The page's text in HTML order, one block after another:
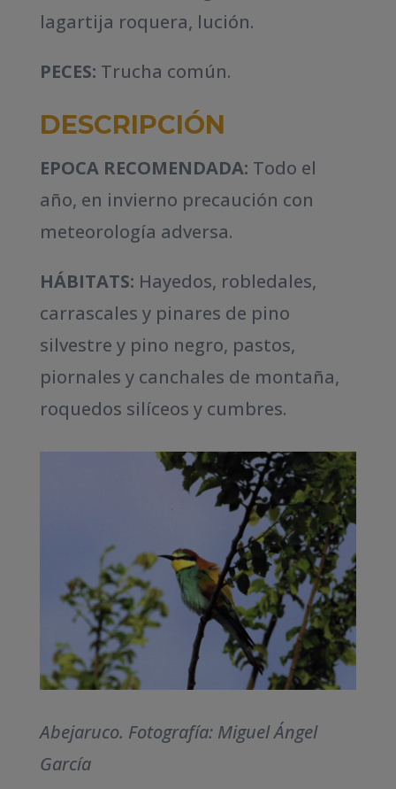
lagartija roquera, lución.
PECES: Trucha común.
DESCRIPCIÓN
EPOCA RECOMENDADA: Todo el
año, en invierno precaución con
meteorología adversa.
HÁBITATS: Hayedos, robledales,
carrascales y pinares de pino
silvestre y pino negro, pastos,
piornales y canchales de montaña,
roquedos silíceos y cumbres.
Abejaruco. Fotografía: Miguel Ángel
García